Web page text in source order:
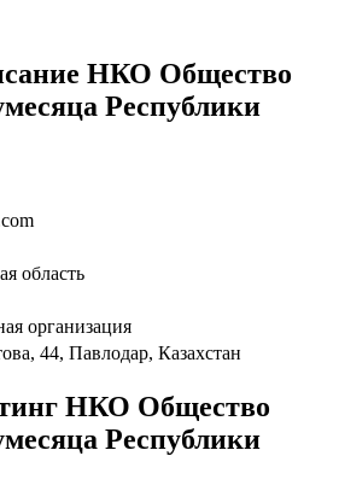
НКО Общество
Республики
область
организация
44, Павлодар, Казахстан
НКО Общество
Республики